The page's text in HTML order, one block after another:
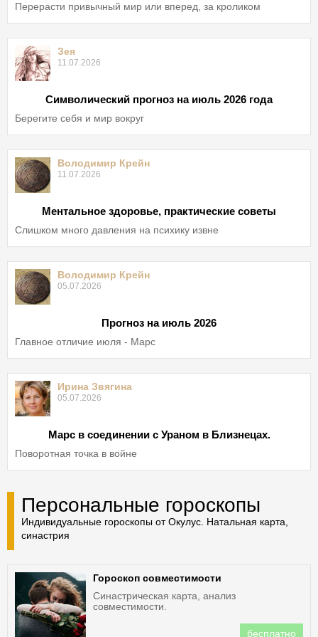
Перерасти привычный мир или вперед, за кроликом
Зея
11.07.2026
Символический прогноз на июль 2026 года
Берегите себя и мир вокруг
Володимир Крейн
11.07.2026
Ментальное здоровье, практические советы
Слишком много давления на психику извне
Володимир Крейн
05.07.2026
Прогноз на июль 2026
Главное отличие июля - Марс
Ирина Звягина
05.07.2026
Марс в соединении с Ураном в Близнецах.
Поворотная точка в войне
Персональные гороскопы
Индивидуальные гороскопы от Окулус. Натальная карта,
синастрия
Гороскоп совместимости
Синастрическая карта, анализ
совместимости.
бесплатно